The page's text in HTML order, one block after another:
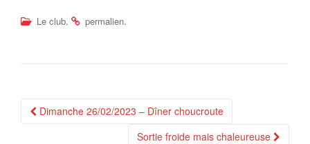
Le club. permalien.
Navigation
Dimanche 26/02/2023 – Dîner choucroute
Sortie froide mais chaleureuse